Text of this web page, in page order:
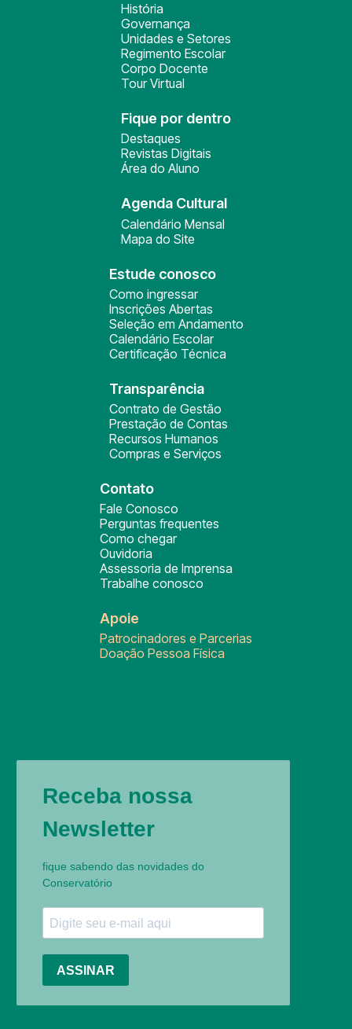
História
Governança
Unidades e Setores
Regimento Escolar
Corpo Docente
Tour Virtual
Fique por dentro
Destaques
Revistas Digitais
Área do Aluno
Agenda Cultural
Calendário Mensal
Mapa do Site
Estude conosco
Como ingressar
Inscrições Abertas
Seleção em Andamento
Calendário Escolar
Certificação Técnica
Transparência
Contrato de Gestão
Prestação de Contas
Recursos Humanos
Compras e Serviços
Contato
Fale Conosco
Perguntas frequentes
Como chegar
Ouvidoria
Assessoria de Imprensa
Trabalhe conosco
Apoie
Patrocinadores e Parcerias
Doação Pessoa Física